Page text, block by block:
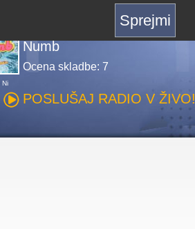
Sprejmi
Marshmello, Khalid
Numb
Ocena skladbe: 7
Ni
POSLUŠAJ RADIO V ŽIVO!